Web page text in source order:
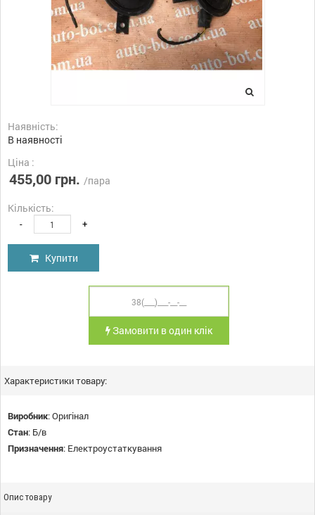
Наявність:
В наявності
Ціна :
455,00 грн. /пара
Кількість:
- +
Купити
Замовити в один клік
Характеристики товару:
Виробник:Оригінал
Стан: Б/в
Призначення: Електроустаткування
Опис товару